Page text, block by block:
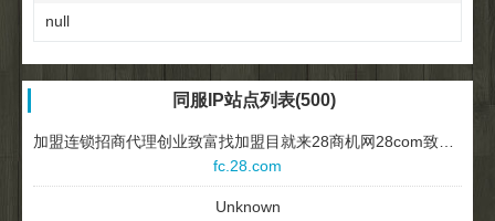
null
同服IP站点列表(500)
fc.28.com
Unknown